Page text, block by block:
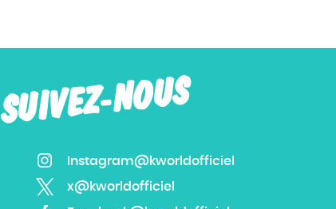
SUIVEZ-NOUS
Instagram@kworldofficiel
x@kworldofficiel